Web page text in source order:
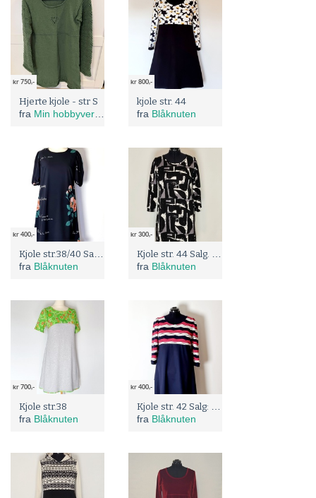
kr 750,-
Hjerte kjole - str S
fra Min hobbyverden
kr 800,-
kjole str. 44
fra Blåknuten
kr 400,-
fra Blåknuten
kr 300,-
fra Blåknuten
kr 700,-
Kjole str.38
fra Blåknuten
kr 400,-
fra Blåknuten